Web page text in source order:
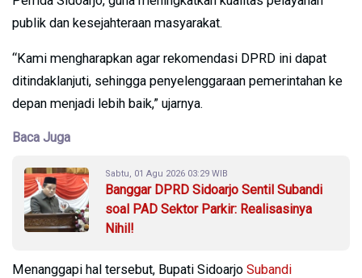
publik dan kesejahteraan masyarakat.
“Kami mengharapkan agar rekomendasi DPRD ini dapat
ditindaklanjuti, sehingga penyelenggaraan pemerintahan ke
depan menjadi lebih baik,” ujarnya.
Baca Juga
Sabtu, 01 Agu 2026 03:29 WIB
Banggar DPRD Sidoarjo Sentil Subandi
soal PAD Sektor Parkir: Realisasinya
Nihil!
Menanggapi hal tersebut, Bupati Sidoarjo Subandi